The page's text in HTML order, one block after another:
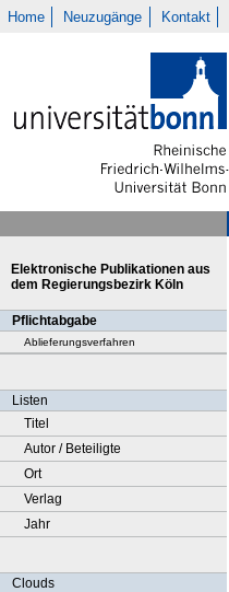
Home Neuzugänge Kontakt
Elektronische Publikationen aus
dem Regierungsbezirk Köln
Pflichtabgabe
Ablieferungsverfahren
Listen
Titel
Autor / Beteiligte
Ort
Verlag
Jahr
Clouds